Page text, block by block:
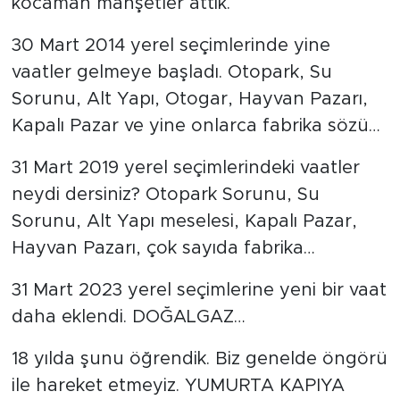
kocaman manşetler attık.
30 Mart 2014 yerel seçimlerinde yine
vaatler gelmeye başladı. Otopark, Su
Sorunu, Alt Yapı, Otogar, Hayvan Pazarı,
Kapalı Pazar ve yine onlarca fabrika sözü…
31 Mart 2019 yerel seçimlerindeki vaatler
neydi dersiniz? Otopark Sorunu, Su
Sorunu, Alt Yapı meselesi, Kapalı Pazar,
Hayvan Pazarı, çok sayıda fabrika…
31 Mart 2023 yerel seçimlerine yeni bir vaat
daha eklendi. DOĞALGAZ…
18 yılda şunu öğrendik. Biz genelde öngörü
ile hareket etmeyiz. YUMURTA KAPIYA